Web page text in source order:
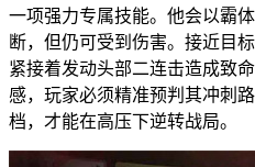
一项强力专属技能。他会以霸
断，但仍可受到伤害。接近目
紧接着发动头部二连击造成致
感，玩家必须精准预判其冲刺
档，才能在高压下逆转战局。